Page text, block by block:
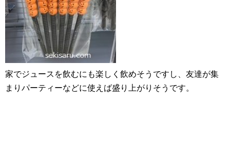
家でジュースを飲むにも楽しく飲めそうですし、友達が集
まりパーティーなどに使えば盛り上がりそうです。